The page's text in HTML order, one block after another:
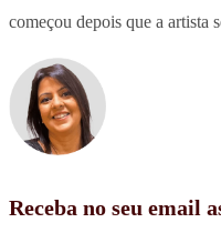
começou depois que a artista
Receba no seu email